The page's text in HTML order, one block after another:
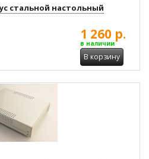
стальной настольный
1 260 р.
в наличии
В корзину